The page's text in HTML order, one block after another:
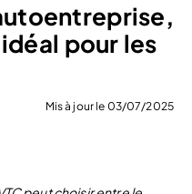
pour les
Mis à jour le 03/07/2025